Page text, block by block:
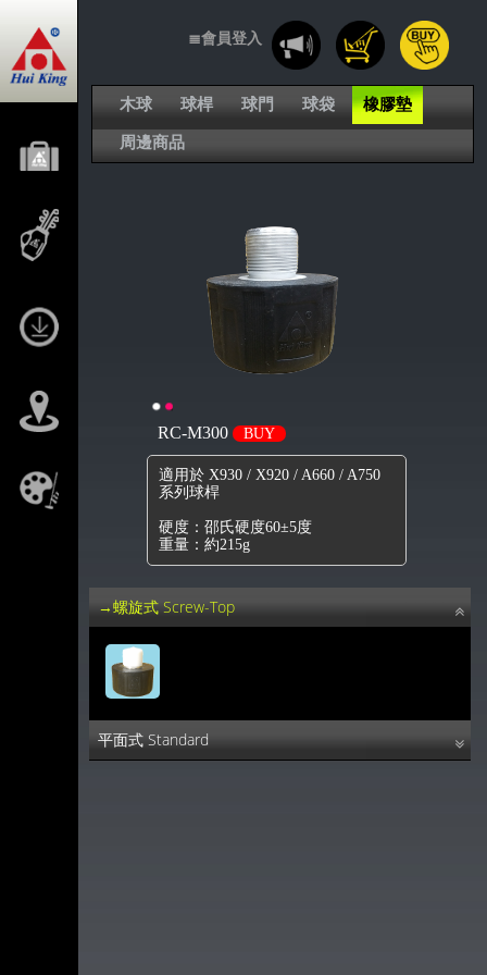
≣會員登入
木球 球桿 球門 球袋 橡膠墊
周邊商品
RC-M300 BUY
適用於 X930 / X920 / A660 / A750
系列球桿
硬度：邵氏硬度60±5度
重量：約215g
→螺旋式 Screw-Top
平面式 Standard